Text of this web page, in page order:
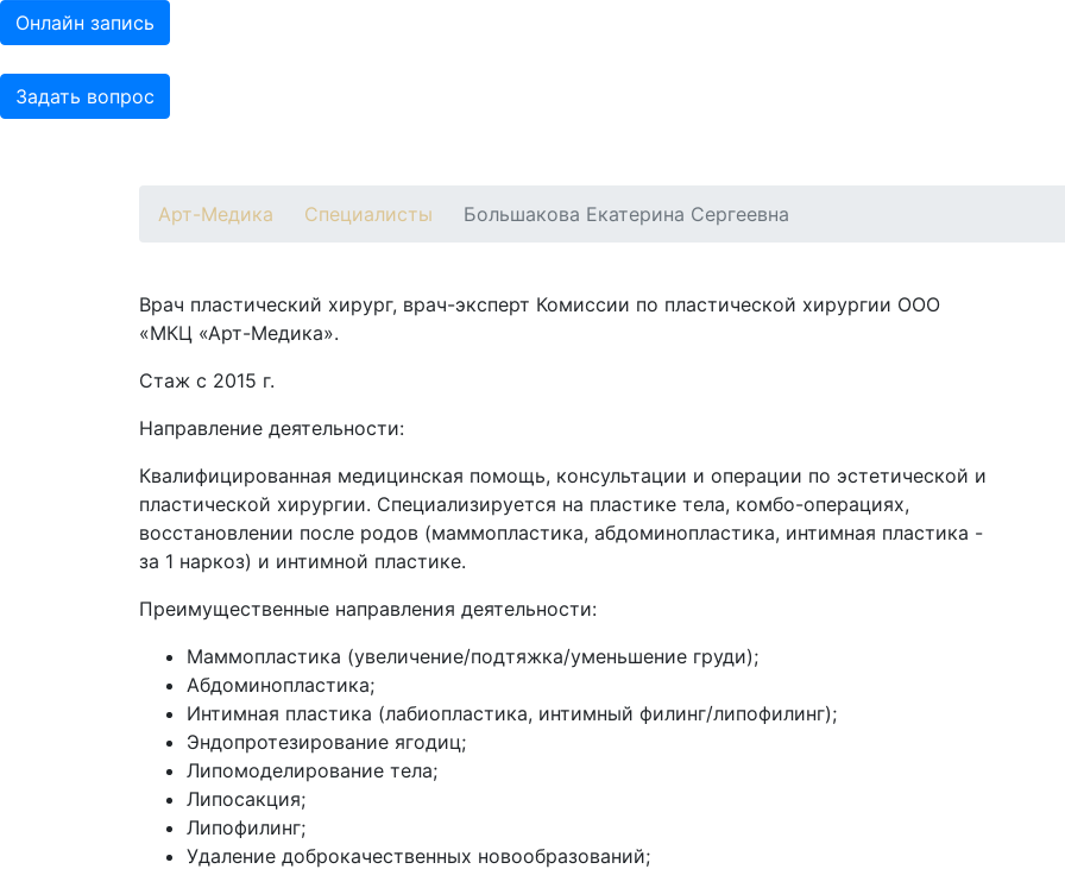
Онлайн запись
Задать вопрос
Арт-Медика Специалисты Большакова Екатерина Сергеевна
Врач пластический хирург, врач-эксперт Комиссии по пластической хирургии ООО
«МКЦ «Арт-Медика».
Стаж с 2015 г.
Направление деятельности:
Квалифицированная медицинская помощь, консультации и операции по эстетической и
пластической хирургии. Специализируется на пластике тела, комбо-операциях,
восстановлении после родов (маммопластика, абдоминопластика, интимная пластика -
за 1 наркоз) и интимной пластике.
Преимущественные направления деятельности:
Маммопластика (увеличение/подтяжка/уменьшение груди);
Абдоминопластика;
Интимная пластика (лабиопластика, интимный филинг/липофилинг);
Эндопротезирование ягодиц;
Липомоделирование тела;
Липосакция;
Липофилинг;
Удаление доброкачественных новообразований;